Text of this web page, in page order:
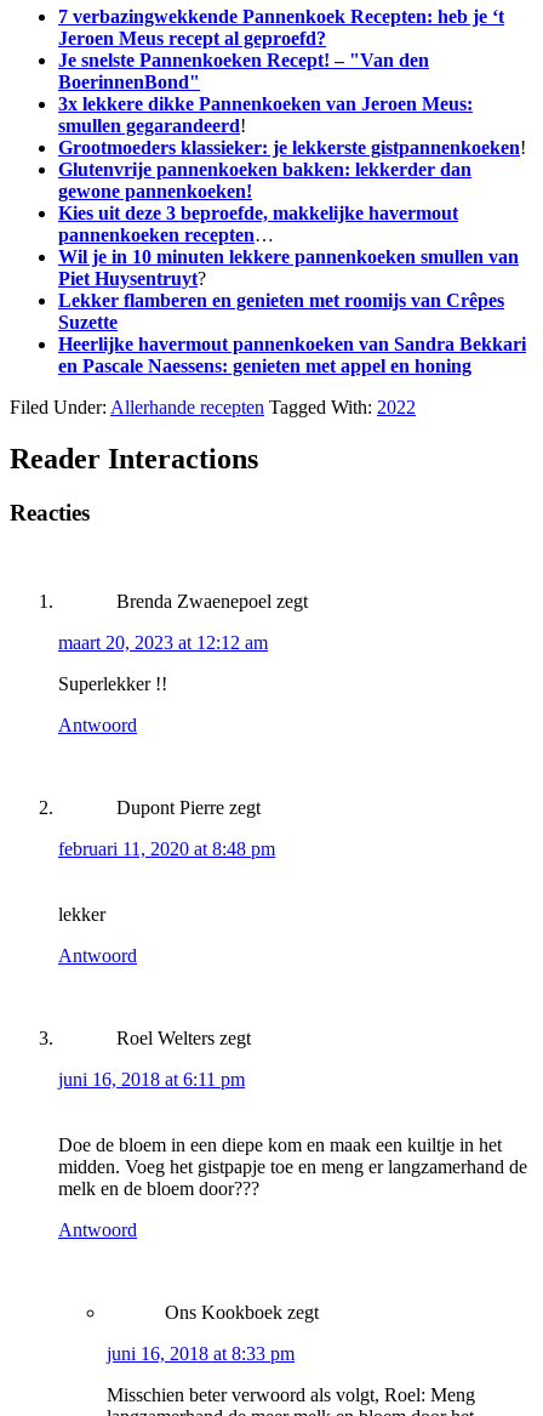
7 verbazingwekkende Pannenkoek Recepten: heb je ‘t
Jeroen Meus recept al geproefd?
Je snelste Pannenkoeken Recept! – "Van den
BoerinnenBond"
3x lekkere dikke Pannenkoeken van Jeroen Meus:
smullen gegarandeerd!
Grootmoeders klassieker: je lekkerste gistpannenkoeken!
Glutenvrije pannenkoeken bakken: lekkerder dan
gewone pannenkoeken!
Kies uit deze 3 beproefde, makkelijke havermout
pannenkoeken recepten…
Wil je in 10 minuten lekkere pannenkoeken smullen van
Piet Huysentruyt?
Lekker flamberen en genieten met roomijs van Crêpes
Suzette
Heerlijke havermout pannenkoeken van Sandra Bekkari
en Pascale Naessens: genieten met appel en honing
Filed Under: Allerhande recepten Tagged With: 2022
Reader Interactions
Reacties
Brenda Zwaenepoel zegt
maart 20, 2023 at 12:12 am
Superlekker !!
Antwoord
Dupont Pierre zegt
februari 11, 2020 at 8:48 pm
lekker
Antwoord
Roel Welters zegt
juni 16, 2018 at 6:11 pm
Doe de bloem in een diepe kom en maak een kuiltje in het
midden. Voeg het gistpapje toe en meng er langzamerhand de
melk en de bloem door???
Antwoord
Ons Kookboek zegt
juni 16, 2018 at 8:33 pm
Misschien beter verwoord als volgt, Roel: Meng